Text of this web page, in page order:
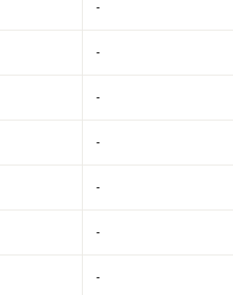
-
-
-
-
-
-
-